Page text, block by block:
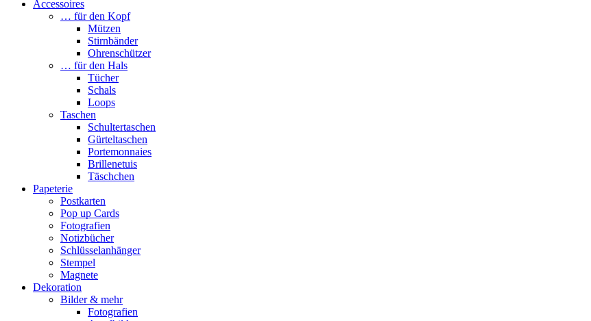
Accessoires
… für den Kopf
Mützen
Stirnbänder
Ohrenschützer
… für den Hals
Tücher
Schals
Loops
Taschen
Schultertaschen
Gürteltaschen
Portemonnaies
Brillenetuis
Täschchen
Papeterie
Postkarten
Pop up Cards
Fotografien
Notizbücher
Schlüsselanhänger
Stempel
Magnete
Dekoration
Bilder & mehr
Fotografien